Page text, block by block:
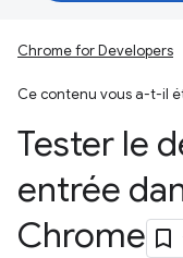
Chrome for Developers
Ce contenu vous a-t-il
Tester le
entrée
Chrome